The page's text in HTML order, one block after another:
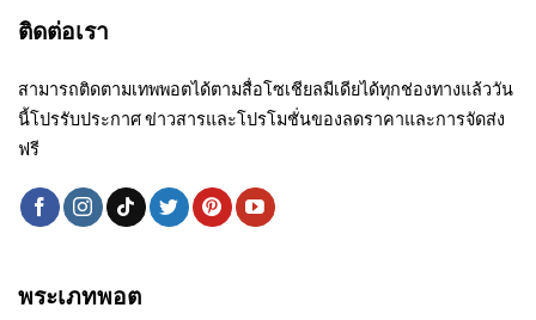
พระเภทพอต
ติดต่อเรา
สามารถติดตามเทพพอตได้ตามสื่อโซเชียลมีเดียได้ทุกช่องทางแล้ววัน
นี้โปรรับประกาศ ข่าวสารและโปรโมชั่นของลดราคาและการจัดส่ง
ฟรี